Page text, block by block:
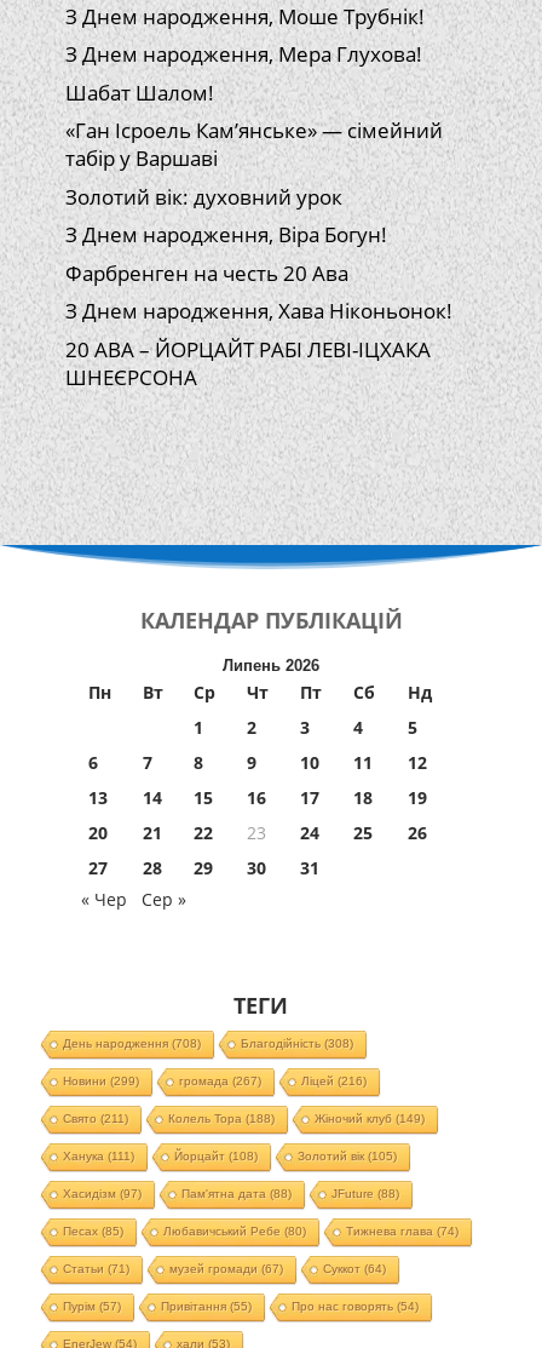
З Днем народження, Моше Трубнік!
З Днем народження, Мера Глухова!
Шабат Шалом!
«Ган Ісроель Кам’янське» — сімейний
табір у Варшаві
Золотий вік: духовний урок
З Днем народження, Віра Богун!
Фарбренген на честь 20 Ава
З Днем народження, Хава Ніконьонок!
20 АВА – ЙОРЦАЙТ РАБІ ЛЕВІ-ІЦХАКА
ШНЕЄРСОНА
КАЛЕНДАР ПУБЛІКАЦІЙ
Липень 2026
Пн Вт Ср Чт Пт Сб
Нд
1
2 3 4
5
6
7 8 9 10 11
12
13
14 15 16 17 18
19
20
21 22 23 24 25
26
27
28 29 30
31
« Чер
Сер »
ТЕГИ
День народження(708) Благодійність (308)
Новини (299) громада (267) Ліцей (216)
Свято (211) Колель Тора (188) Жіночий клуб (149)
Ханука (111) Йорцайт (108) Золотий вік(105)
Хасидізм (97) Пам'ятна дата (88) JFuture (88)
Песах(85) Любавичський Ребе (80) Тижнева глава (74)
Статьи (71) музей громади (67) Суккот (64)
Пурім (57) Привітання(55) Про нас говорять (54)
EnerJew(54) хали (53)